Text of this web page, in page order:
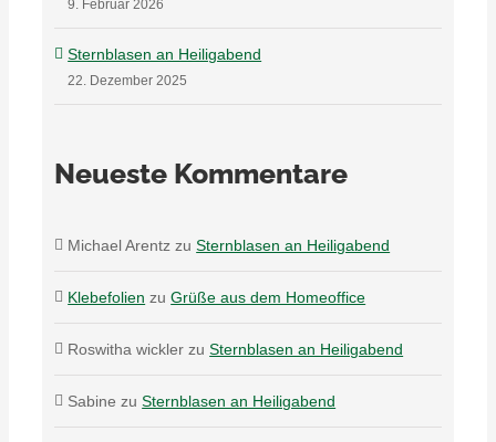
9. Februar 2026
Sternblasen an Heiligabend
22. Dezember 2025
Neueste Kommentare
Michael Arentz zuSternblasen an Heiligabend
Klebefolien zuGrüße aus dem Homeoffice
Roswitha wickler zuSternblasen an Heiligabend
Sabine zuSternblasen an Heiligabend